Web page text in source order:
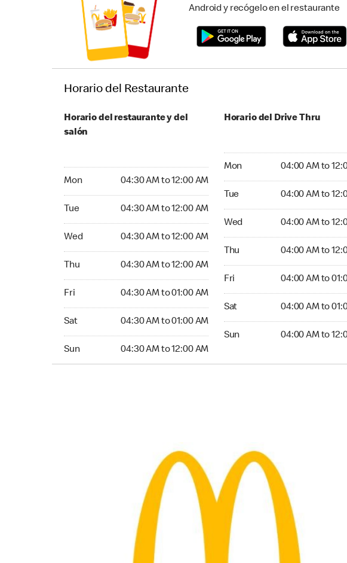
Android y recógelo en el restaurante
Horario del Restaurante
Horario del restaurante y del
salón
Mon 04:30 AM to 12:00 AM
Tue 04:30 AM to 12:00 AM
Wed 04:30 AM to 12:00 AM
Thu 04:30 AM to 12:00 AM
Fri 04:30 AM to 01:00 AM
Sat 04:30 AM to 01:00 AM
Sun 04:30 AM to 12:00 AM
Horario del Drive Thru
Mon 04:00 AM to
Tue 04:00 AM to
Wed 04:00 AM to
Thu 04:00 AM to
Fri 04:00 AM to
Sat 04:00 AM to
Sun 04:00 AM to